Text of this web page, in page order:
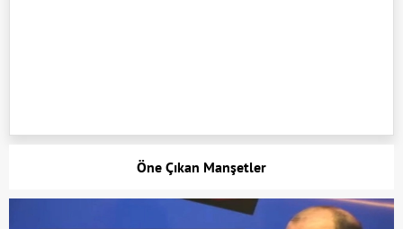
Öne Çıkan Manşetler